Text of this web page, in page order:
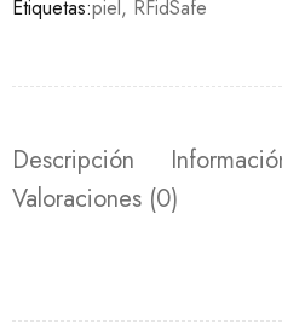
Etiquetas:piel, RFidSafe
Descripción
Valoraciones (0)